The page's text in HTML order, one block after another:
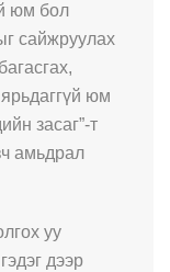
юм бол
сайжруулах
юм
засаг”-т
амьдрал
уу
дээр